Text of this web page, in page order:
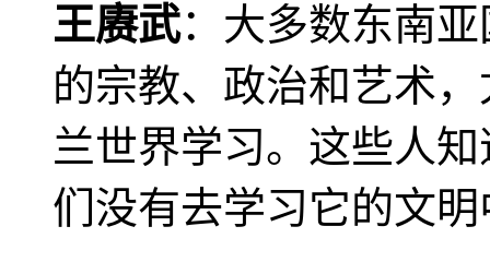
王赓武：大多数东南
的宗教、政治和艺术
兰世界学习。这些人
们没有去学习它的文